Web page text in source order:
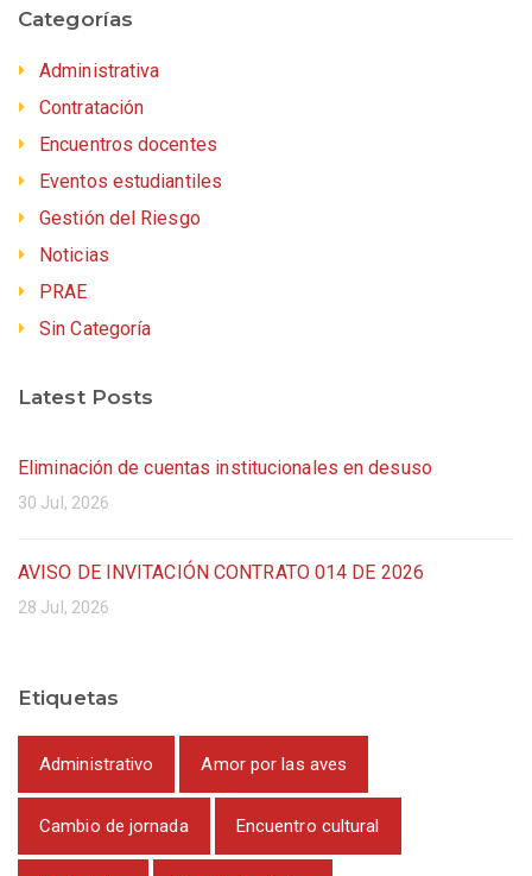
Categorías
Administrativa
Contratación
Encuentros docentes
Eventos estudiantiles
Gestión del Riesgo
Noticias
PRAE
Sin Categoría
Latest Posts
Eliminación de cuentas institucionales en desuso
30 Jul, 2026
AVISO DE INVITACIÓN CONTRATO 014 DE 2026
28 Jul, 2026
Etiquetas
Administrativo Amor por las aves
Cambio de jornada Encuentro cultural